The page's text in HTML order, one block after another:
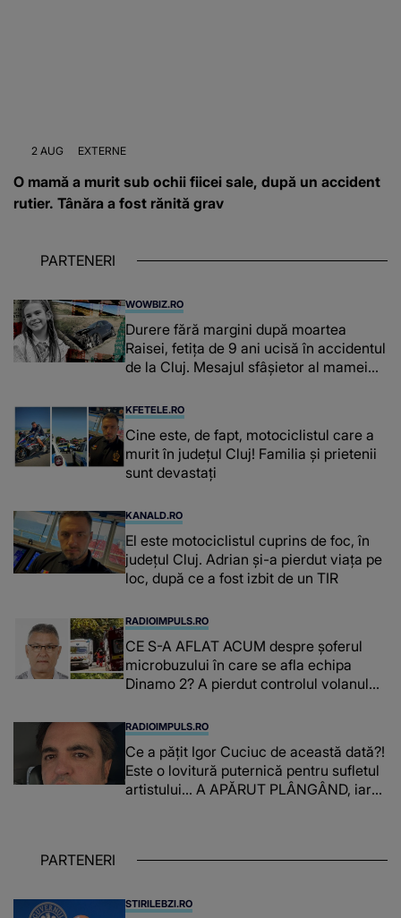
2 AUG EXTERNE
O mamă a murit sub ochii fiicei sale, după un accident
rutier. Tânăra a fost rănită grav
PARTENERI
WOWBIZ.RO
Durere fără margini după moartea
Raisei, fetița de 9 ani ucisă în accidentul
de la Cluj. Mesajul sfâșietor al mamei
KFETELE.RO
Cine este, de fapt, motociclistul care a
murit în județul Cluj! Familia și prietenii
sunt devastați
KANALD.RO
El este motociclistul cuprins de foc, în
județul Cluj. Adrian și-a pierdut viața pe
loc, după ce a fost izbit de un TIR
RADIOIMPULS.RO
CE S-A AFLAT ACUM despre şoferul
microbuzului în care se afla echipa
Dinamo 2? A pierdut controlul volanului,
moartea lui Constantin Covaciu: "Tot ce
ai făcut pentru..."
RADIOIMPULS.RO
Ce a pățit Igor Cuciuc de această dată?!
Este o lovitură puternică pentru sufletul
artistului... A APĂRUT PLÂNGÂND, iar
PARTENERI
STIRILEBZI.RO